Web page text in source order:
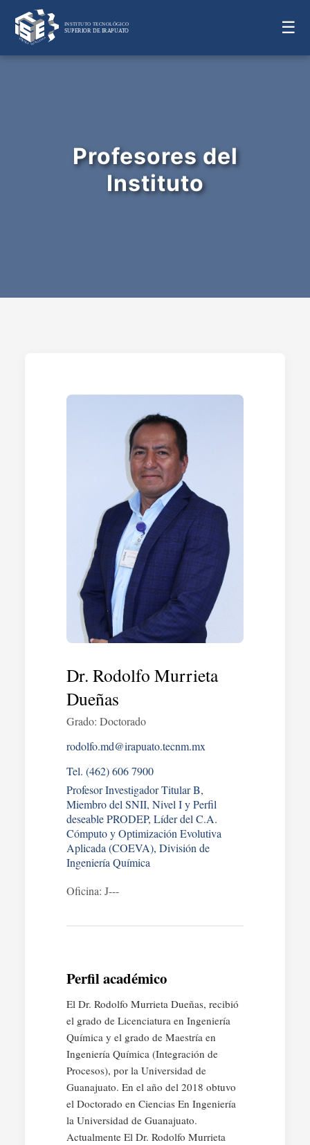
☰
Profesores del
Instituto
Dr. Rodolfo Murrieta
Dueñas
Grado: Doctorado
rodolfo.md@irapuato.tecnm.mx
Tel. (462) 606 7900
Profesor Investigador Titular B,
Miembro del SNII, Nivel I y Perfil
deseable PRODEP, Líder del C.A.
Cómputo y Optimización Evolutiva
Aplicada (COEVA), División de
Ingeniería Química
Oficina: J---
Perfil académico
El Dr. Rodolfo Murrieta Dueñas, recibió
el grado de Licenciatura en Ingeniería
Química y el grado de Maestría en
Ingeniería Química (Integración de
Procesos), por la Universidad de
Guanajuato. En el año del 2018 obtuvo
el Doctorado en Ciencias En Ingeniería
la Universidad de Guanajuato.
Actualmente El Dr. Rodolfo Murrieta